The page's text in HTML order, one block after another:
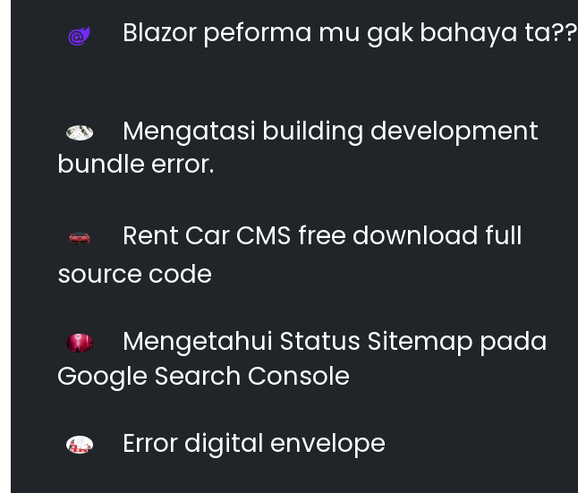
Blazor peforma mu gak bahaya ta??
Mengatasi building development
bundle error.
Rent Car CMS free download full
source code
Mengetahui Status Sitemap pada
Google Search Console
Error digital envelope